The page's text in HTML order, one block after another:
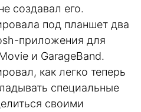
создавал его.
под планшет два
приложения для
и GarageBand.
как легко теперь
специальные
своими